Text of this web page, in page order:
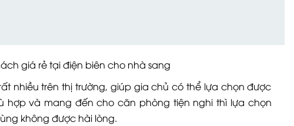
rẻ tại điện biên cho nhà sang
nhiều trên thị trường, giúp gia chủ có thể lựa chọn được
hợp và mang đến cho căn phòng tiện nghi thì lựa chọn
không được hài lòng.